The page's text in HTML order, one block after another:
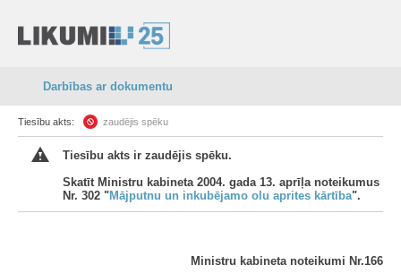
Darbības ar dokumentu
Tiesību akts: zaudējis spēku
Tiesību akts ir zaudējis spēku.
Skatīt Ministru kabineta 2004. gada 13. aprīļa noteikumus
Nr. 302 "Mājputnu un inkubējamo olu aprites kārtība".
Ministru kabineta noteikumi Nr.166